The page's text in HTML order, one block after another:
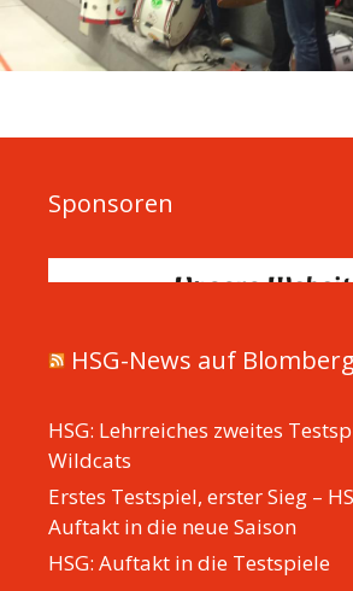
Sponsoren
HSG-News auf
HSG: Lehrreiches zweites
Wildcats
Erstes Testspiel, erster Sieg –
Auftakt in die neue Saison
HSG: Auftakt in die Testspiele